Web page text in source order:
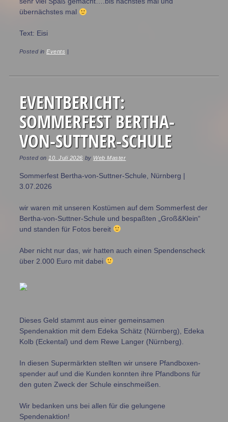
übernächstes mal
Text: Eisi
Posted inEvents |
EVENTBERICHT:
SOMMERFEST BERTHA-
VON-SUTTNER-SCHULE
Posted on 10. Juli 2026 by Web Master
Sommerfest Bertha-von-Suttner-Schule, Nürnberg |
3.07.2026
wir waren mit unseren Kostümen auf dem Sommerfest der
Bertha-von-Suttner-Schule und bespaßten „Groß&Klein“
und standen für Fotos bereit
Aber nicht nur das, wir hatten auch einen Spendenscheck
über 2.000 Euro mit dabei
Dieses Geld stammt aus einer gemeinsamen
Spendenaktion mit dem Edeka Schätz (Nürnberg), Edeka
Kolb (Eckental) und dem Rewe Langer (Nürnberg).
In diesen Supermärkten stellten wir unsere Pfandboxen-
spender auf und die Kunden konnten ihre Pfandbons für
den guten Zweck der Schule einschmeißen.
Wir bedanken uns bei allen für die gelungene
Spendenaktion!